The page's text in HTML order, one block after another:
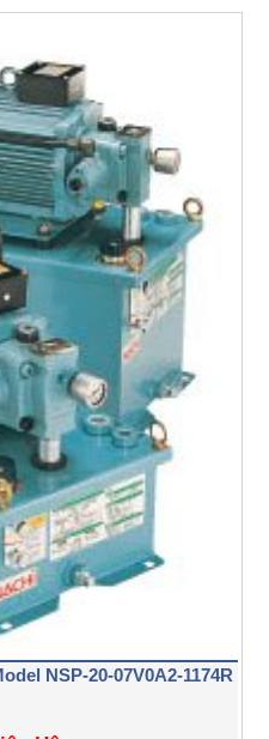
NSP-20-07V0A2-1174R